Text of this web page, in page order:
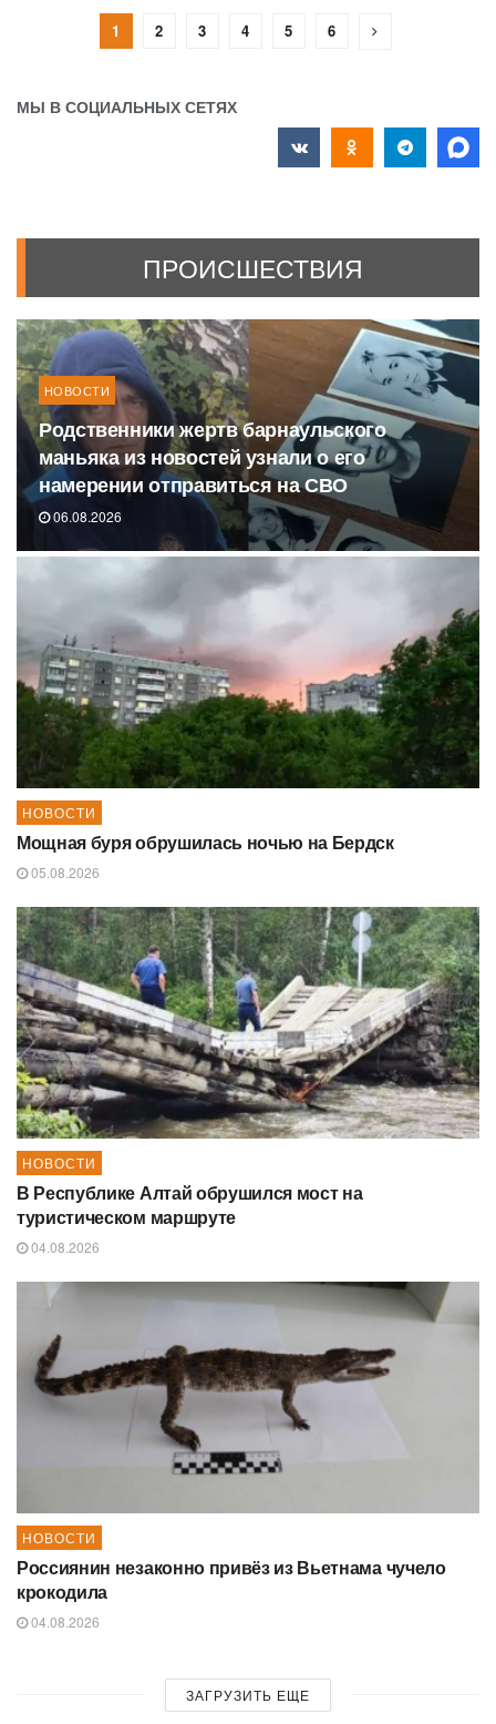
1 2 3 4 5 6
МЫ В СОЦИАЛЬНЫХ СЕТЯХ
ПРОИСШЕСТВИЯ
НОВОСТИ
Родственники жертв барнаульского
маньяка из новостей узнали о его
намерении отправиться на СВО
06.08.2026
НОВОСТИ
Мощная буря обрушилась ночью на Бердск
05.08.2026
НОВОСТИ
В Республике Алтай обрушился мост на
туристическом маршруте
04.08.2026
НОВОСТИ
Россиянин незаконно привёз из Вьетнама чучело
крокодила
04.08.2026
ЗАГРУЗИТЬ ЕЩЕ